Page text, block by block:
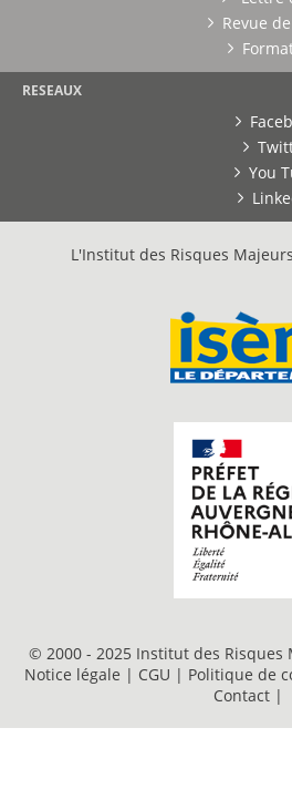
Revue
RESEAUX
You
L'Institut des Risques
© 2000 - 2025 Institut des Risques
Notice légale | CGU | Politique de
Contact |